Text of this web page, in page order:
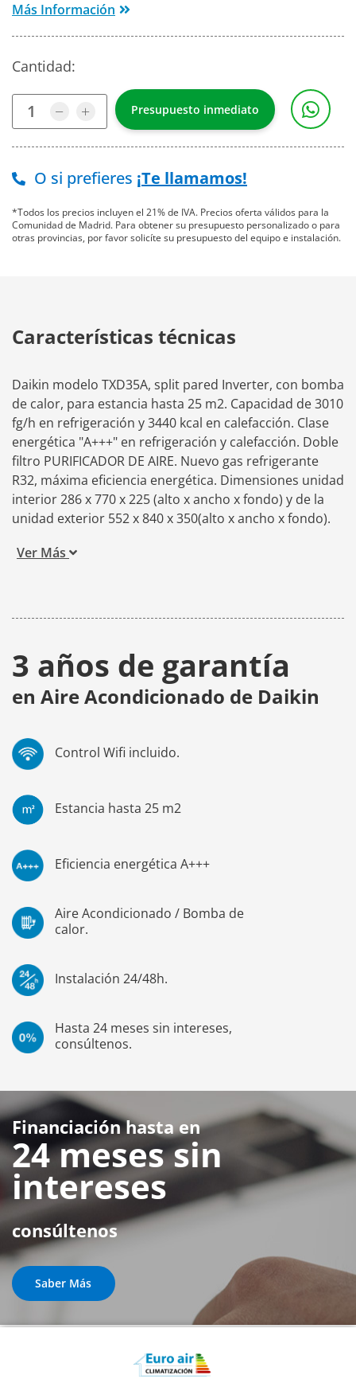
Más Información
Cantidad:
O si prefieres ¡Te llamamos!
*Todos los precios incluyen el 21% de IVA. Precios oferta válidos para la
Comunidad de Madrid. Para obtener su presupuesto personalizado o para
otras provincias, por favor solicíte su presupuesto del equipo e instalación.
Características técnicas
Daikin modelo TXD35A, split pared Inverter, con bomba
de calor, para estancia hasta 25 m2. Capacidad de 3010
fg/h en refrigeración y 3440 kcal en calefacción. Clase
energética "A+++" en refrigeración y calefacción. Doble
filtro PURIFICADOR DE AIRE. Nuevo gas refrigerante
R32, máxima eficiencia energética. Dimensiones unidad
interior 286 x 770 x 225 (alto x ancho x fondo) y de la
unidad exterior 552 x 840 x 350(alto x ancho x fondo).
Ver Más
3 años de garantía
en Aire Acondicionado de Daikin
Control Wifi incluido.
Estancia hasta 25 m2
Eficiencia energética A+++
Aire Acondicionado / Bomba de
calor.
Instalación 24/48h.
Hasta 24 meses sin intereses,
consúltenos.
Financiación hasta en
24 meses sin
intereses
consúltenos
Saber Más